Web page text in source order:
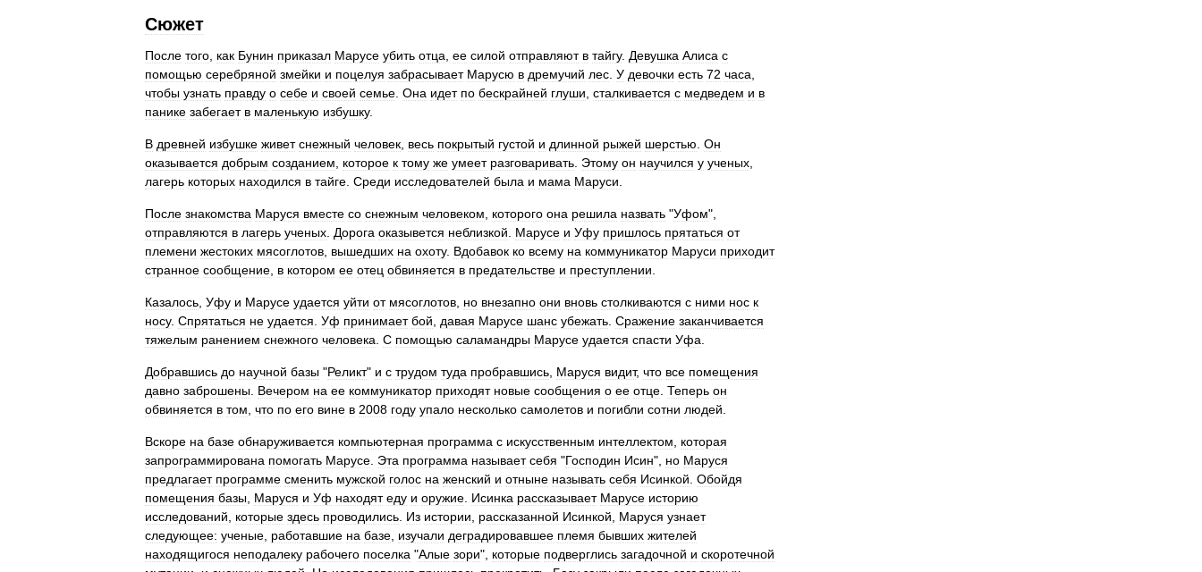
Сюжет
После того как Бунин приказал Марусе убить отца ее силой отправляют в тайгу. Девушка Алиса с
помощью серебряной змейки и поцелуя забрасывает Марусю в дремучий лес У девочки есть 72 часа
чтобы узнать правду о себе и своей семье Она идет по бескрайней глуши сталкивается с медведем и в
панике забегает в маленькую избушку.
В древней избушке живет снежный человек весь покрытый густой и длинной рыжей шерстью Он
оказывается добрым созданием которое к тому же умеет разговаривать Этому он научился у ученых
лагерь которых находился в тайге Среди исследователей была и мама Маруси
После знакомства Маруся вместе со снежным человеком которого она решила назвать "Уфом",
отправляются в лагерь ученых Дорога оказывется неблизкой Марусе и Уфу пришлось прятаться от
племени жестоких мясоглотов вышедших на охоту. Вдобавок ко всему на коммуникатор Маруси приходит
странное сообщение в котором ее отец обвиняется в предательстве и преступлении
Казалось Уфу и Марусе удается уйти от мясоглотов но внезапно они вновь столкиваются с ними нос к
носу. Спрятаться не удается Уф принимает бой давая Марусе шанс убежать Сражение заканчивается
тяжелым ранением снежного человека С помощью саламандры Марусе удается спасти Уфа
Добравшись до научной базы "Реликт" и с трудом туда пробравшись Маруся видит, что все помещения
давно заброшены Вечером на ее коммуникатор приходят новые сообщения о ее отце Теперь он
обвиняется в том что по его вине в 2008 году упало несколько самолетов и погибли сотни людей
Вскоре на базе обнаруживается компьютерная программа с искусственным интеллектом
которая
запрограммирована помогать Марусе Эта программа называет себя "Господин Исин", но Маруся
предлагает программе сменить мужской голос на женский и отныне называть себя Исинкой Обойдя
помещения базы Маруся и Уф находят еду и оружие Исинка рассказывает Марусе историю
исследований
которые здесь проводились Из истории рассказанной Исинкой Маруся узнает
следующее: ученые работавшие на базе изучали деградировавшее племя бывших жителей
находящигося неподалеку рабочего поселка "Алые зори", которые подверглись загадочной и скоротечной